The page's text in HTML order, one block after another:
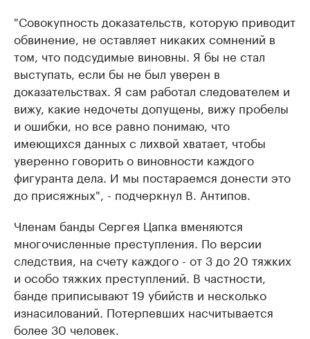
"Совокупность доказательств, которую приводит
обвинение, не оставляет никаких сомнений в
том, что подсудимые виновны. Я бы не стал
выступать, если бы не был уверен в
доказательствах. Я сам работал следователем и
вижу, какие недочеты допущены, вижу пробелы
и ошибки, но все равно понимаю, что
имеющихся данных с лихвой хватает, чтобы
уверенно говорить о виновности каждого
фигуранта дела. И мы постараемся донести это
до присяжных", - подчеркнул В. Антипов.
Членам банды Сергея Цапка вменяются
многочисленные преступления. По версии
следствия, на счету каждого - от 3 до 20 тяжких
и особо тяжких преступлений. В частности,
банде приписывают 19 убийств и несколько
изнасилований. Потерпевших насчитывается
более 30 человек.